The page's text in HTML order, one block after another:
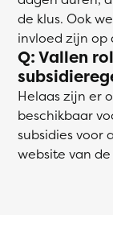
de klus. Ook
invloed zijn op
Q: Vallen
Helaas zijn er
beschikbaar
subsidies voor
website van de